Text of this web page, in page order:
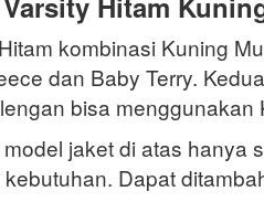
kombinasi Kuning
dan Baby Terry.
bisa
jaket di atas hanya
Dapat